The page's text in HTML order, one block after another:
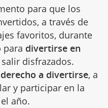
para que los
a través de
favoritos, durante
para divertirse en
disfrazados.
a divertirse, a
y participar en la
año.